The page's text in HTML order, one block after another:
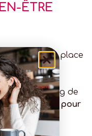
ÊTRE
place
première
tout au long de
pour
au